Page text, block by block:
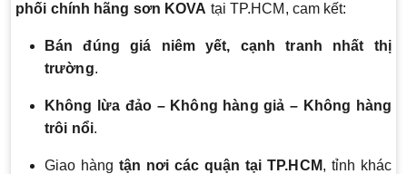
phối chính hãng sơn KOVA tại TP.HCM, cam kết:
Bán đúng giá niêm yết, cạnh tranh nhất thị
trường.
Không lừa đảo – Không hàng giả – Không hàng
trôi nổi.
Giao hàngtận nơi các quận tại TP.HCM, tỉnh khác